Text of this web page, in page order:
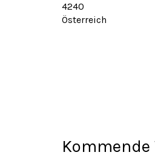
4240
Österreich